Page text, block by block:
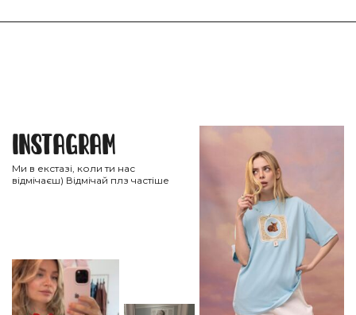
Instagram
Ми в екстазі, коли ти нас
відмічаєш) Відмічай плз частіше